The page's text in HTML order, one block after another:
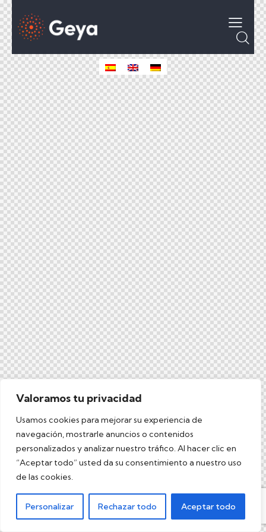
Valoramos tu privacidad
Usamos cookies para mejorar su experiencia de
navegación, mostrarle anuncios o contenidos
personalizados y analizar nuestro tráfico. Al hacer clic en
“Aceptar todo” usted da su consentimiento a nuestro uso
de las cookies.
Personalizar Rechazar todo Aceptar todo